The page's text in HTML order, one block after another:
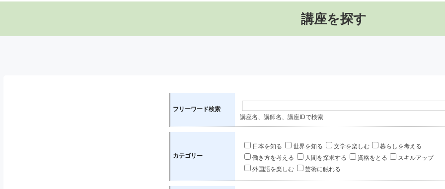
講座を探す
フリーワード検索
講座名、講師名、講座IDで検索
カテゴリー
日本を知る 世界を知る 文学を楽しむ
暮らしを考える
働き方を考える
人間を探求する 資格をとる
スキルアップ
外国語を楽しむ
芸術に触れる